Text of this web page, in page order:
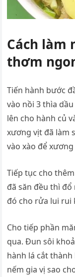
Cách làm
thơm
Tiến hành bước
vào nồi 3 thìa
lên cho hành củ
xương vịt đã làm
vào xào để
Tiếp tục cho
đã săn đều thì đổ
đó cho rửa lui rui
Cho tiếp phần
qua. Đun sôi
hành lá cắt
nếm gia vị sao